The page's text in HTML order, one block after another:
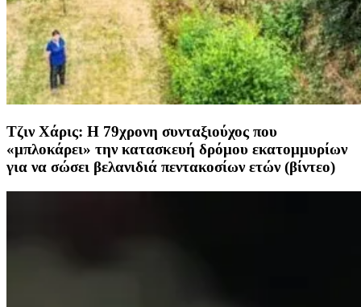
Τζιν Χάρις: Η 79χρονη συνταξιούχος που
«μπλοκάρει» την κατασκευή δρόμου εκατομμυρίων
για να σώσει βελανιδιά πεντακοσίων ετών (βίντεο)